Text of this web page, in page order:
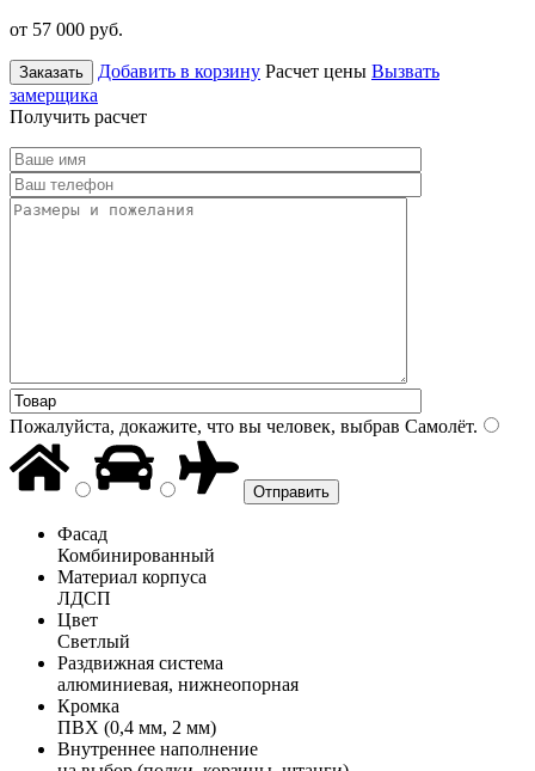
от 57 000 руб.
Заказать Добавить в корзину Расчет цены Вызвать
замерщика
Получить расчет
Пожалуйста, докажите, что вы человек, выбрав Самолёт.
Фасад
Комбинированный
Материал корпуса
ЛДСП
Цвет
Светлый
Раздвижная система
алюминиевая, нижнеопорная
Кромка
ПВХ (0,4 мм, 2 мм)
Внутреннее наполнение